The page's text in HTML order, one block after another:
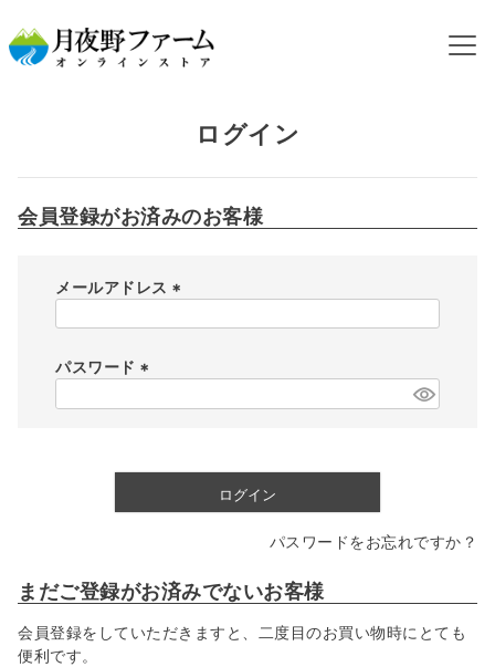
ログイン
会員登録がお済みのお客様
メールアドレス
パスワード
ログイン
パスワードをお忘れですか？
まだご登録がお済みでないお客様
会員登録をしていただきますと、二度目のお買い物時にとても
便利です。